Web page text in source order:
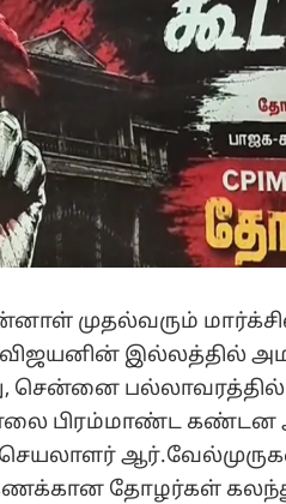
முதல்வரும்
விஜயனின் இல்லத்தில்
சென்னை பல்லாவரத்தில்
பிரம்மாண்ட கண்டன
தோழர்கள்